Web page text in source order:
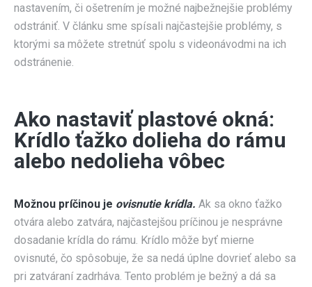
nastavením, či ošetrením je možné najbežnejšie problémy
odstrániť. V článku sme spísali najčastejšie problémy, s
ktorými sa môžete stretnúť spolu s videonávodmi na ich
odstránenie.
Ako nastaviť plastové okná:
Krídlo ťažko dolieha do rámu
alebo nedolieha vôbec
Možnou príčinou je ovisnutie krídla. Ak sa okno ťažko
otvára alebo zatvára, najčastejšou príčinou je nesprávne
dosadanie krídla do rámu. Krídlo môže byť mierne
ovisnuté, čo spôsobuje, že sa nedá úplne dovrieť alebo sa
pri zatváraní zadrháva. Tento problém je bežný a dá sa